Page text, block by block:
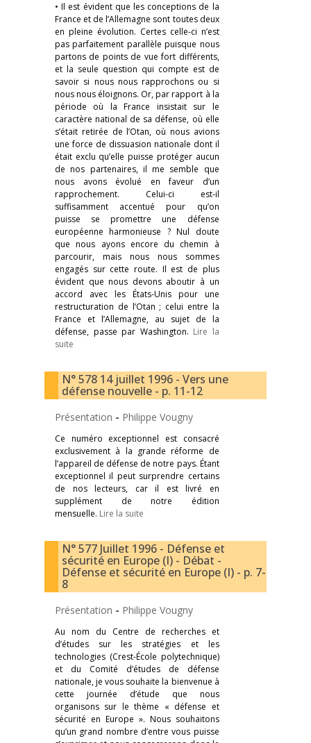
• Il est évident que les conceptions de la
France et de l’Allemagne sont toutes deux
en pleine évolution. Certes celle-ci n’est
pas parfaitement parallèle puisque nous
partons de points de vue fort différents,
et la seule question qui compte est de
savoir si nous nous rapprochons ou si
nous nous éloignons. Or, par rapport à la
période où la France insistait sur le
caractère national de sa défense, où elle
s’était retirée de l’Otan, où nous avions
une force de dissuasion nationale dont il
était exclu qu’elle puisse protéger aucun
de nos partenaires, il me semble que
nous avons évolué en faveur d’un
rapprochement. Celui-ci est-il
suffisamment accentué pour qu’on
puisse se promettre une défense
européenne harmonieuse ? Nul doute
que nous ayons encore du chemin à
parcourir, mais nous nous sommes
engagés sur cette route. Il est de plus
évident que nous devons aboutir à un
accord avec les États-Unis pour une
restructuration de l’Otan ; celui entre la
France et l’Allemagne, au sujet de la
défense, passe par Washington. Lire la
suite
N° 578 14 juillet 1996 - Vers une
défense nouvelle - p. 11-12
Présentation - Philippe Vougny
Ce numéro exceptionnel est consacré
exclusivement à la grande réforme de
l’appareil de défense de notre pays. Étant
exceptionnel il peut surprendre certains
de nos lecteurs, car il est livré en
supplément de notre édition
mensuelle. Lire la suite
N° 577 Juillet 1996 - Défense et
sécurité en Europe (I) - Débat -
Défense et sécurité en Europe (I) - p. 7-
8
Présentation - Philippe Vougny
Au nom du Centre de recherches et
d’études sur les stratégies et les
technologies (Crest-École polytechnique)
et du Comité d’études de défense
nationale, je vous souhaite la bienvenue à
cette journée d’étude que nous
organisons sur le thème « défense et
sécurité en Europe ». Nous souhaitons
qu’un grand nombre d’entre vous puisse